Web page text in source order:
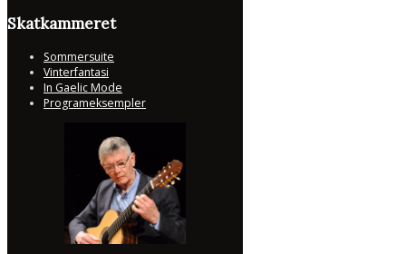
Skatkammeret
Sommersuite
Vinterfantasi
In Gaelic Mode
Programeksempler